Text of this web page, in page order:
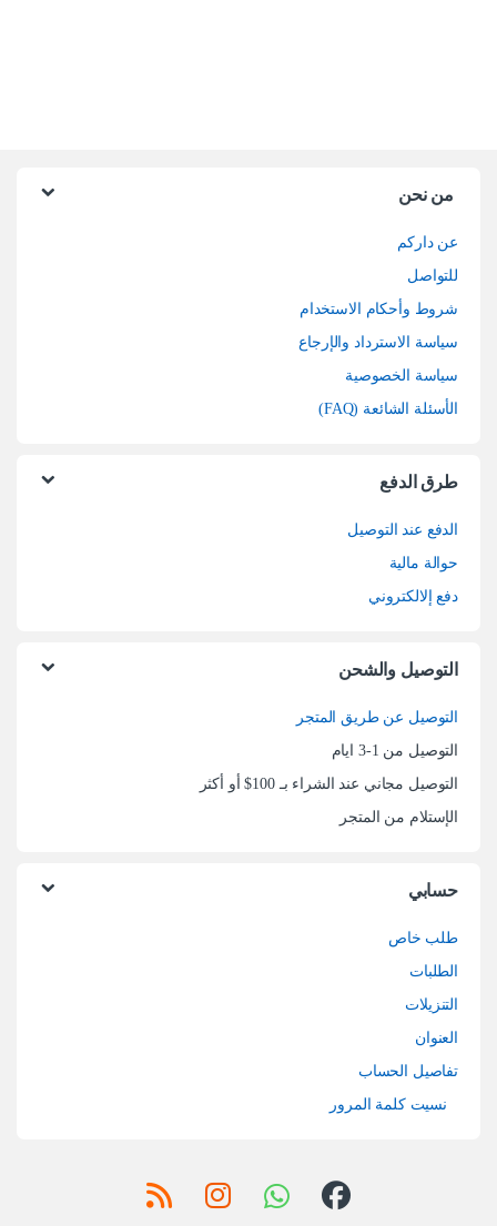
من نحن
عن داركم
للتواصل
شروط وأحكام الاستخدام
سياسة الاسترداد والإرجاع
سياسة الخصوصية
الأسئلة الشائعة (FAQ)
طرق الدفع
الدفع عند التوصيل
حوالة مالية
دفع إلالكتروني
التوصيل والشحن
التوصيل عن طريق المتجر
التوصيل من 1-3 ايام
التوصيل مجاني عند الشراء بـ 100$ أو أكثر
الإستلام من المتجر
حسابي
طلب خاص
الطلبات
التنزيلات
العنوان
تفاصيل الحساب
نسيت كلمة المرور